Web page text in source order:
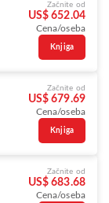
Začnite od
US$ 652.04
Cena/oseba
Knjiga
Začnite od
US$ 679.69
Cena/oseba
Knjiga
Začnite od
US$ 683.68
Cena/oseba